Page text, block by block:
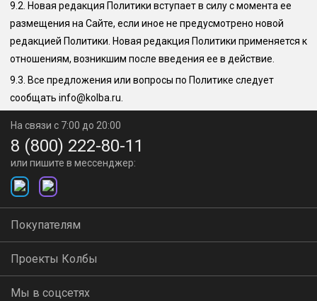
9.2. Новая редакция Политики вступает в силу с момента ее
размещения на Сайте, если иное не предусмотрено новой
редакцией Политики. Новая редакция Политики применяется к
отношениям, возникшим после введения ее в действие.
9.3. Все предложения или вопросы по Политике следует
сообщать info@kolba.ru
На связи с 7:00 до 20:00
8 (800) 222-80-11
или пишите в мессенджер:
Покупателям
Проекты Колбы
Мы в соцсетях